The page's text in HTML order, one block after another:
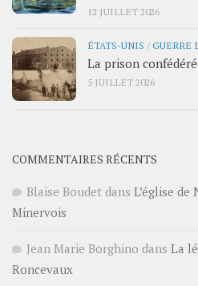
12 JUILLET 2026
ÉTATS-UNIS /GUERRE
La prison
5 JUILLET 2026
COMMENTAIRES RÉCENTS
Blaise Boudet dans L’église
Minervois
Jean Marie Borghino dans La
Roncevaux